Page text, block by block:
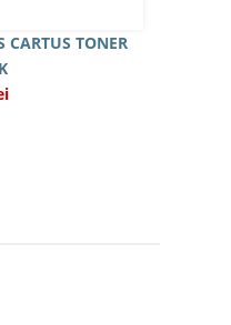
CARTUS TONER